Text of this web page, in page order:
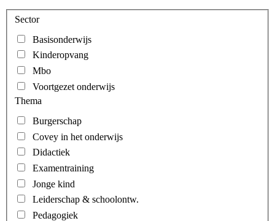
Sector
Basisonderwijs
Kinderopvang
Mbo
Voortgezet onderwijs
Thema
Burgerschap
Covey in het onderwijs
Didactiek
Examentraining
Jonge kind
Leiderschap & schoolontw.
Pedagogiek